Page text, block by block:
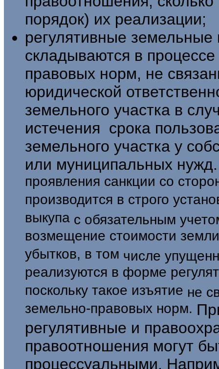
порядок) их реали­зации;
регулятивные
складывают­ся в
правовых норм, не
юридической
земель­ного участка в
истечения срока
земельного участка у
или муниципальных
проявления санкции со
производится в строго
выкупа с обязательным
возмещение стоимости
убытков, в том числе
реализуются в форме
поскольку такое изъятие не
земельно-правовых норм.
регулятивные и
правоотношения могут
процессуальными.